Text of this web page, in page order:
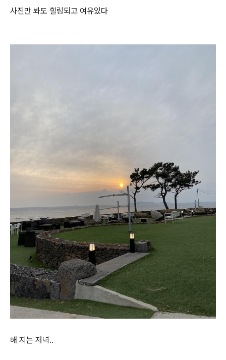
사진만 봐도 힐링되고 여유있다
해 지는 저녁..